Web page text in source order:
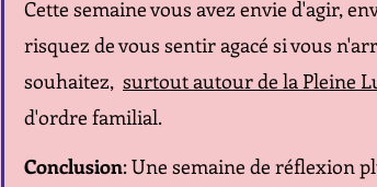
Cette semaine vous avez envie d'agir,
risquez de vous sentir agacé si vous
souhaitez, surtout autour de la Pleine
d'ordre familial.
Conclusion: Une semaine de réflexion